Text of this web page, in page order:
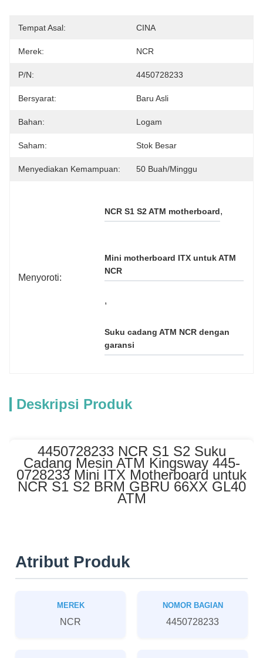
Tempat Asal: CINA
Merek: NCR
P/N: 4450728233
Bersyarat: Baru Asli
Bahan: Logam
Saham: Stok Besar
Menyediakan Kemampuan: 50 Buah/minggu
Menyoroti:
NCR S1 S2 ATM motherboard,
Mini motherboard ITX untuk ATM
NCR
,
Suku cadang ATM NCR dengan
garansi
Deskripsi Produk
4450728233 NCR S1 S2 Suku
Cadang Mesin ATM Kingsway 445-
0728233 Mini ITX Motherboard untuk
NCR S1 S2 BRM GBRU 66XX GL40
ATM
Atribut Produk
MEREK
NCR
NOMOR BAGIAN
4450728233